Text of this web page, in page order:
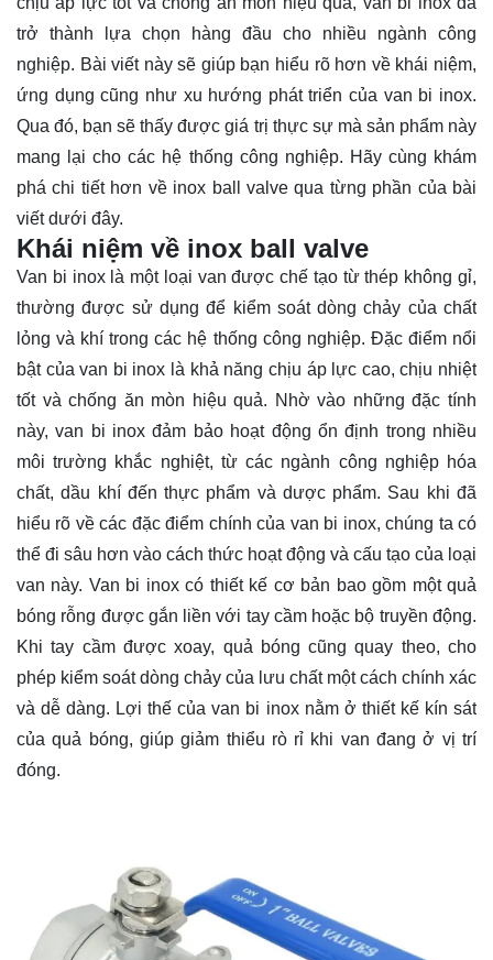
trở thành lựa chọn hàng đầu cho nhiều ngành công
nghiệp. Bài viết này sẽ giúp bạn hiểu rõ hơn về khái niệm,
ứng dụng cũng như xu hướng phát triển của van bi inox.
Qua đó, bạn sẽ thấy được giá trị thực sự mà sản phẩm này
mang lại cho các hệ thống công nghiệp. Hãy cùng khám
pháchi tiết hơn về inox ball valve qua từng phần của bài
viết dưới đây.
Khái niệm về inox ball valve
Van bi inox là một loại van được chế tạo từ thép không gỉ,
thường được sử dụng để kiểm soát dòng chảy của chất
lỏng và khí trong các hệ thống công nghiệp. Đặc điểm nổi
bật của van bi inox là khả năng chịu áp lực cao, chịu nhiệt
tốt và chống ăn mòn hiệu quả. Nhờ vào những đặc tính
này, van bi inox đảm bảo hoạt động ổn định trong nhiều
môi trường khắc nghiệt, từ các ngành công nghiệp hóa
chất, dầu khí đến thực phẩm và dược phẩm. Sau khi đã
hiểu rõ về các đặc điểm chính của van bi inox, chúng ta có
thể đi sâu hơn vào cách thức hoạt động và cấu tạo của loại
van này. Van bi inox có thiết kế cơ bản bao gồm một quả
bóng rỗng được gắn liền với tay cầm hoặc bộ truyền động.
Khi tay cầm được xoay, quả bóng cũng quay theo, cho
phép kiểm soát dòng chảy của lưu chất một cách chính xác
và dễ dàng. Lợi thế của van bi inox nằm ở thiết kế kín sát
của quả bóng, giúp giảm thiểu rò rỉ khi van đang ở vị trí
đóng.